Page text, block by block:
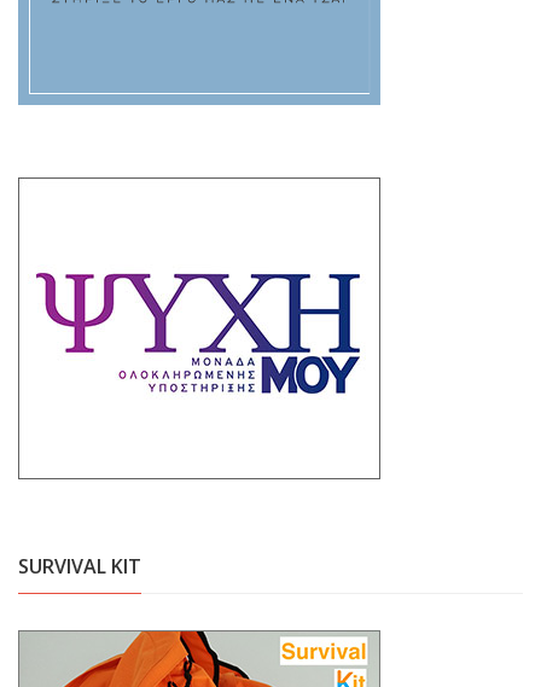
SURVIVAL KIT